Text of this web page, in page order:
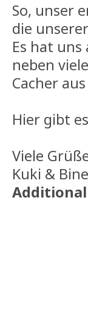
So, unser
die
Es hat
neben
Cacher
Hier gibt
Viele
Kuki & Bine